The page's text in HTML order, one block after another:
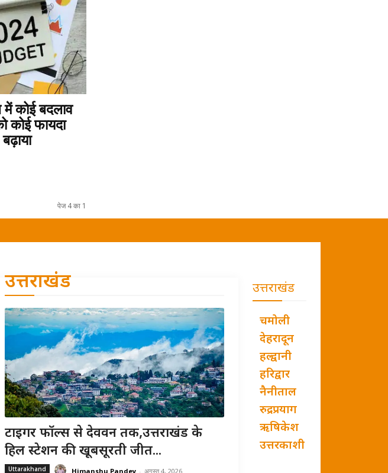
कोई बदलाव
कोई फायदा
पेज 4 का 1
उत्तराखंड
टाइगर फॉल्स से देववन तक,उत्तराखंड के
हिल स्टेशन की खूबसूरती जीत...
Uttarakhand Himanshu Pandey - अगस्त 4, 2026
उत्तराखंड
चमोली
देहरादून
हल्द्वानी
हरिद्वार
नैनीताल
रुद्रप्रयाग
ऋषिकेश
उत्तरकाशी